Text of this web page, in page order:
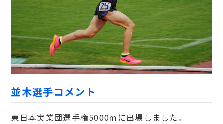
並木選手コメント
東日本実業団選手権5000ｍに出場しました。